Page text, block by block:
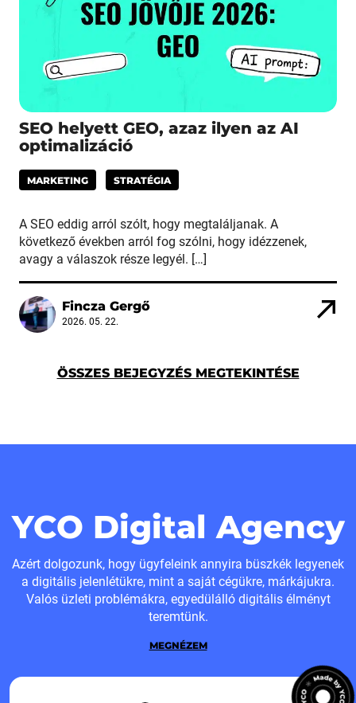
SEO helyett GEO, azaz ilyen az AI
optimalizáció
MARKETING STRATÉGIA
A SEO eddig arról szólt, hogy megtaláljanak. A
következő években arról fog szólni, hogy idézzenek,
avagy a válaszok része legyél. […]
Fincza Gergő
2026. 05. 22.
ÖSSZES BEJEGYZÉS MEGTEKINTÉSE
YCO Digital Agency
Azért dolgozunk, hogy ügyfeleink annyira büszkék legyenek
a digitális jelenlétükre, mint a saját cégükre, márkájukra.
Valós üzleti problémákra, egyedülálló digitális élményt
teremtünk.
MEGNÉZEM